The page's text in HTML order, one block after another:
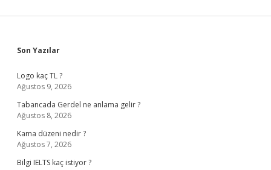
Sidebar
Son Yazılar
Logo kaç TL ?
Ağustos 9, 2026
Tabancada Gerdel ne anlama gelir ?
Ağustos 8, 2026
Kama düzeni nedir ?
Ağustos 7, 2026
Bilgi IELTS kaç istiyor ?